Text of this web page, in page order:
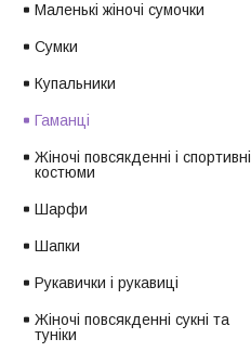
Маленькі жіночі сумочки
Сумки
Купальники
Гаманці
Жіночі повсякденні і спортивні
костюми
Шарфи
Шапки
Рукавички і рукавиці
Жіночі повсякденні сукні та
туніки